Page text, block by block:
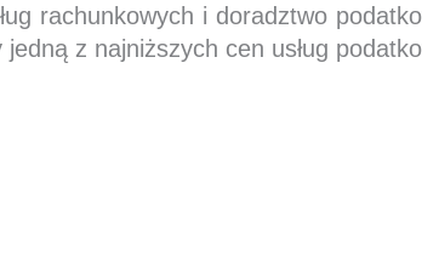
rachunkowych i doradztwo
z najniższych cen usług